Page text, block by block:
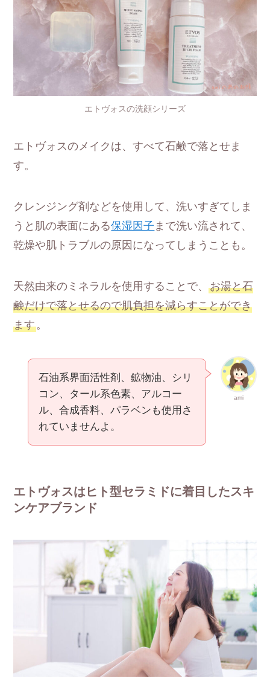
エトヴォスの洗顔シリーズ
エトヴォスのメイクは、すべて石鹸で落とせま
す。
クレンジング剤などを使用して、洗いすぎてしま
うと肌の表面にある保湿因子 まで洗い流されて、
乾燥や肌トラブルの原因になってしまうことも。
天然由来のミネラルを使用することで、お湯と石
鹸だけで落とせるので肌負担を減らすことができ
ます。
ami
⽯油系界⾯活性剤、鉱物油、シリ
コン、タール系⾊素、アルコー
ル、合成香料、パラベンも使用さ
れていませんよ。
エトヴォスはヒト型セラミドに着目したスキ
ンケアブランド